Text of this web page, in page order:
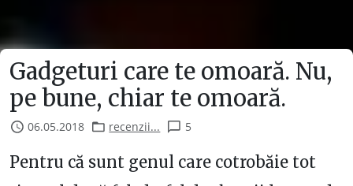
Gadgeturi care te omoară. Nu,
pe bune, chiar te omoară.
06.05.2018 recenzii... 5
Pentru că sunt genul care cotrobăie tot